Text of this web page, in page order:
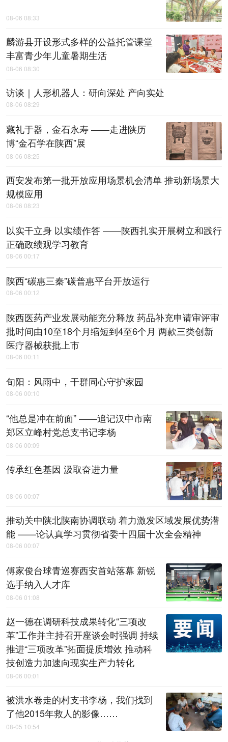
08-06 08:33
麟游县开设形式多样的公益托管课堂
丰富青少年儿童暑期生活
08-06 08:30
访谈｜人形机器人：研向深处 产向实处
08-06 08:29
藏礼于器，金石永寿 ——走进陕历
博“金石学在陕西”展
08-06 08:25
西安发布第一批开放应用场景机会清单 推动新场景大
规模应用
08-06 08:23
以实干立身 以实绩作答 ——陕西扎实开展树立和践行
正确政绩观学习教育
08-06 00:17
陕西“碳惠三秦”碳普惠平台开放运行
08-06 00:12
陕西医药产业发展动能充分释放 药品补充申请审评审
批时间由10至18个月缩短到4至6个月 两款三类创新
医疗器械获批上市
08-06 00:11
旬阳：风雨中，​干群同心守护家园
08-06 00:10
“他总是冲在前面” ——追记汉中市南
郑区立峰村党总支书记李杨
08-06 00:09
传承红色基因 汲取奋进力量
08-06 00:07
推动关中陕北陕南协调联动 着力激发区域发展优势潜
能 ——论认真学习贯彻省委十四届十次全会精神
08-06 00:07
傅家俊台球青巡赛西安首站落幕 新锐
选手纳入人才库
08-06 01:08
赵一德在调研科技成果转化“三项改
革”工作并主持召开座谈会时强调 持续
推进“三项改革”拓面提质增效 推动科
技创造力加速向现实生产力转化
08-06 00:01
被洪水卷走的村支书李杨，我们找到
了他2015年救人的影像……
08-05 10:54